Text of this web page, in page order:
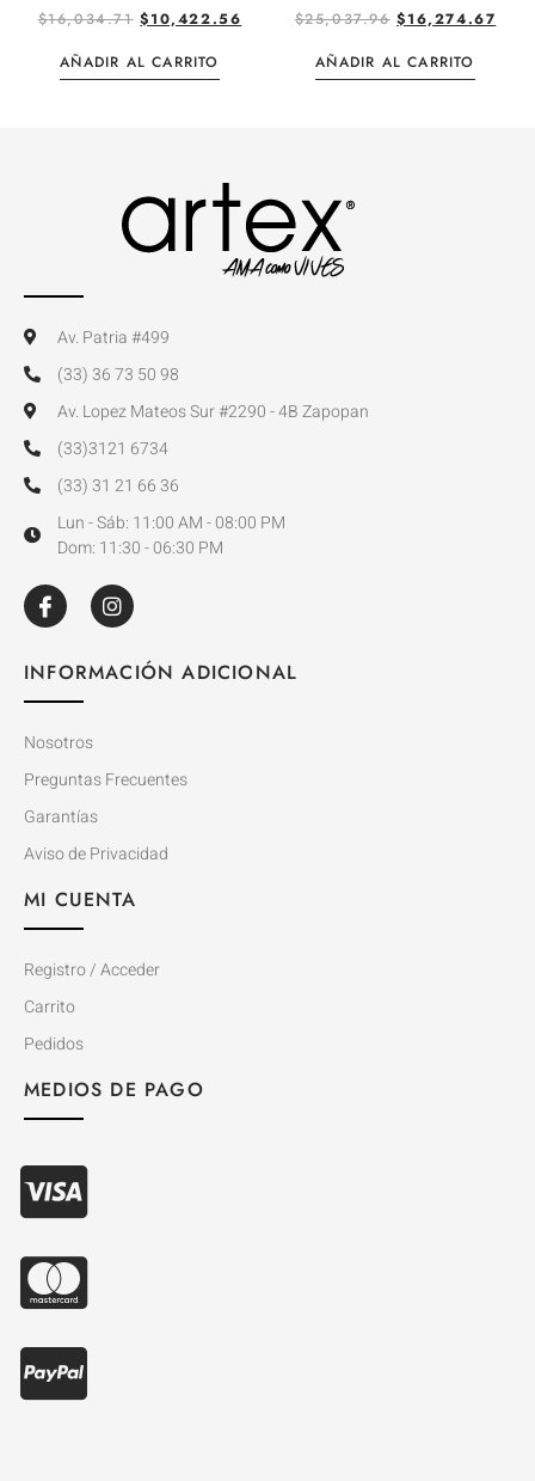
$16,034.71 $10,422.56
AÑADIR AL CARRITO
$25,037.96 $16,274.67
AÑADIR AL CARRITO
Av. Patria #499
(33) 36 73 50 98
Av. Lopez Mateos Sur #2290 - 4B Zapopan
(33)3121 6734
(33) 31 21 66 36
Lun - Sáb: 11:00 AM - 08:00 PM
Dom: 11:30 - 06:30 PM
INFORMACIÓN ADICIONAL
Nosotros
Preguntas Frecuentes
Garantías
Aviso de Privacidad
MI CUENTA
Registro / Acceder
Carrito
Pedidos
MEDIOS DE PAGO